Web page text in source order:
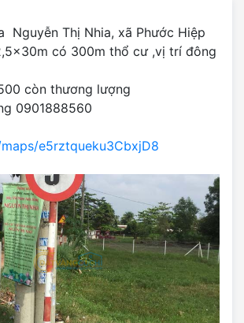
Nguyễn Thị Nhia, xã Phước Hiệp
có 300m thổ cư ,vị trí đông
còn thương lượng
0901888560
e5rztqueku3CbxjD8